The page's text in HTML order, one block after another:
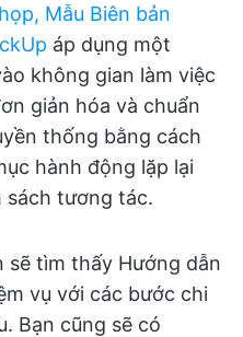
Mẫu Biên bản
áp dụng một
không gian làm việc
giản hóa và chuẩn
thống bằng cách
hành động lặp lại
sách tương tác.
sẽ tìm thấy Hướng dẫn
vụ với các bước chi
Bạn cũng sẽ có